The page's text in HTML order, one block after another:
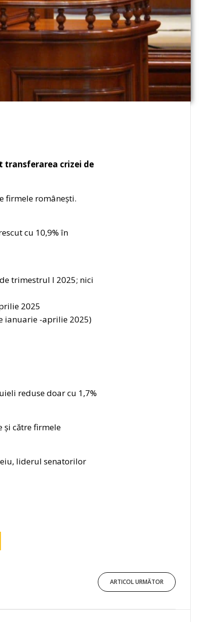
transferarea crizei de
firmele românești.
cu 10,9% în
trimestrul I 2025; nici
2025
ianuarie -aprilie 2025)
reduse doar cu 1,7%
și către firmele
liderul senatorilor
ARTICOL URMĂTOR